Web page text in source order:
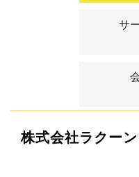
サ
株式会社ラクー